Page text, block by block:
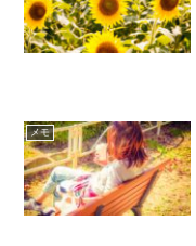
メモ